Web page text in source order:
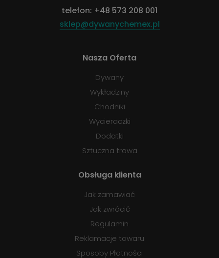
telefon: +48 573 208 001
sklep@dywanychemex.pl
Nasza Oferta
Dywany
Wykładziny
Chodniki
Wycieraczki
Dodatki
Sztuczna trawa
Obsługa klienta
Jak zamawiać
Jak zwrócić
Regulamin
Reklamacje towaru
Sposoby Płatności